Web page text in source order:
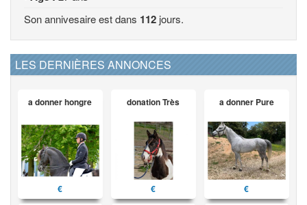
Son annivesaire est dans 112 jours.
LES DERNIÈRES ANNONCES
a donner hongre
€
donation Très
€
a donner Pure
€